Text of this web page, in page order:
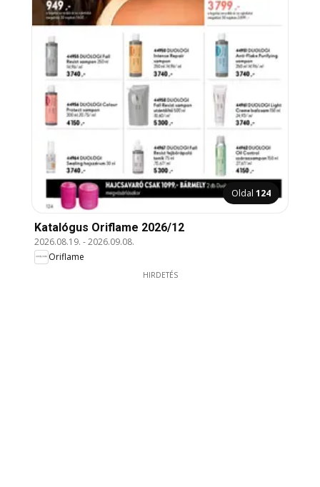
Oldal 124
Katalógus Oriflame 2026/12
2026.08.19. -2026.09.08.
Oriflame
HIRDETÉS